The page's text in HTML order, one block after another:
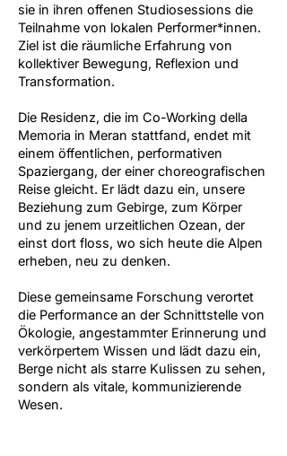
sie in ihren offenen Studiosessions die
Teilnahme von lokalen Performer*innen.
Ziel ist die räumliche Erfahrung von
kollektiver Bewegung, Reflexion und
Transformation.
Die Residenz, die im Co-Working della
Memoria in Meran stattfand, endet mit
einem öffentlichen, performativen
Spaziergang, der einer choreografischen
Reise gleicht. Er lädt dazu ein, unsere
Beziehung zum Gebirge, zum Körper
und zu jenem urzeitlichen Ozean, der
einst dort floss, wo sich heute die Alpen
erheben, neu zu denken.
Diese gemeinsame Forschung verortet
die Performance an der Schnittstelle von
Ökologie, angestammter Erinnerung und
verkörpertem Wissen und lädt dazu ein,
Berge nicht als starre Kulissen zu sehen,
sondern als vitale, kommunizierende
Wesen.